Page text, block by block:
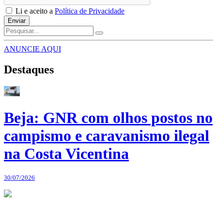
Li e aceito a Política de Privacidade
Enviar
ANUNCIE AQUI
Destaques
Beja: GNR com olhos postos no
campismo e caravanismo ilegal
na Costa Vicentina
30/07/2026